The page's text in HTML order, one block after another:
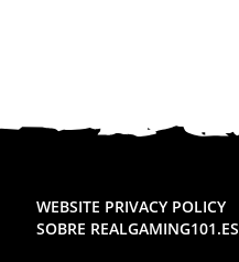
WEBSITE PRIVACY POLICY
SOBRE REALGAMING101.ES